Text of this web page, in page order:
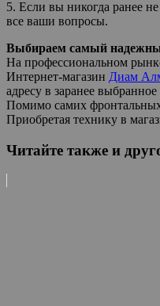
5. Если вы никогда ранее
все ваши вопросы.
Выбираем самый
На профессиональном
Интернет-магазин Диам
адресу в заранее
Помимо самих фронтальных
Приобретая технику в
Читайте также и